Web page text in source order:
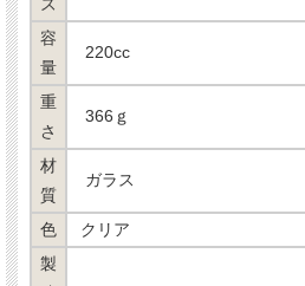
ズ
容
量
220cc
重
さ
366ｇ
材
質
ガラス
色
クリア
製